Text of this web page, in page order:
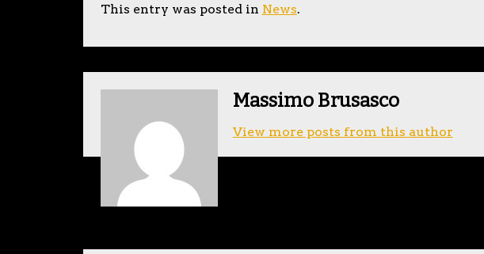
This entry was posted in News.
Massimo Brusasco
View more posts from this author